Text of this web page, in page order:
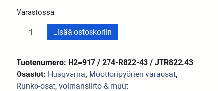
Varastossa
Lisää ostoskoriin
Tuotenumero: H2=917 / 274-R822-43 / JTR822.43
Osastot: Husqvarna, Moottoripyörien varaosat,
Runko-osat, voimansiirto & muut